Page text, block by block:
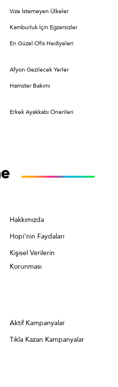
Vize İstemeyen Ülkeler
Kamburluk İçin Egzersizler
En Güzel Ofis Hediyeleri
Afyon Gezilecek Yerler
Hamster Bakımı
Erkek Ayakkabı Önerileri
Hakkımızda
Hopi'nin Faydaları
Kişisel Verilerin
Korunması
Aktif Kampanyalar
Tıkla Kazan Kampanyalar